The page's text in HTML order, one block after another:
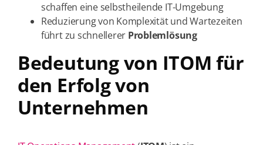
schaffen eine selbstheilende IT-Umgebung
Reduzierung von Komplexität und Wartezeiten
führt zu schnellerer Problemlösung
Bedeutung von ITOM für
den Erfolg von
Unternehmen